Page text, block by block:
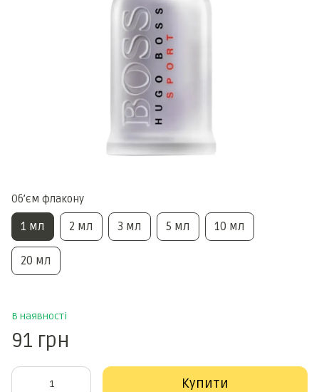
Обʼєм флакону
1 мл 2 мл 3 мл 5 мл 10 мл
20 мл
В наявності
91 грн
Купити